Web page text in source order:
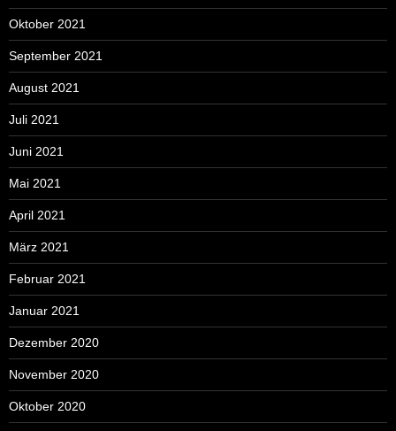
Oktober 2021
September 2021
August 2021
Juli 2021
Juni 2021
Mai 2021
April 2021
März 2021
Februar 2021
Januar 2021
Dezember 2020
November 2020
Oktober 2020